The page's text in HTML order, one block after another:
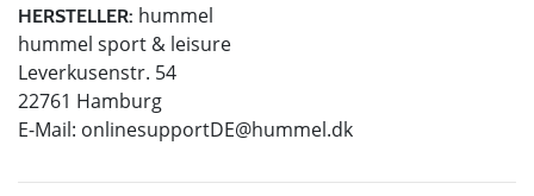
HERSTELLER: hummel
hummel sport & leisure
Leverkusenstr. 54
22761 Hamburg
E-Mail: onlinesupportDE@hummel.dk